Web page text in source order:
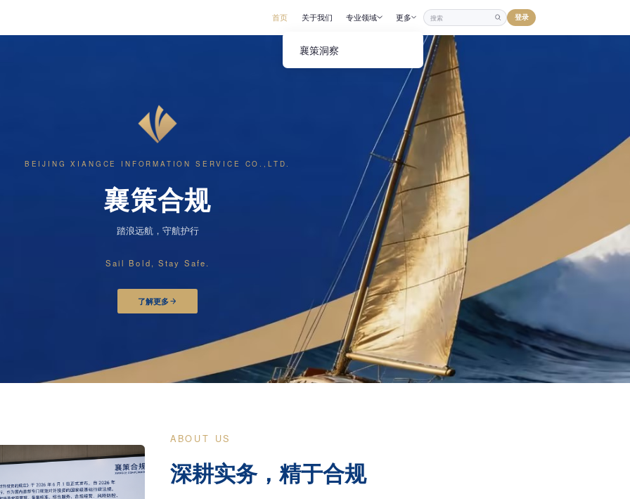
首页 关于我们 专业领域 更多
襄策洞察
登录
BEIJING XIANGCE INFORMATION SERVICE CO.,LTD.
襄策合规
踏浪远航，守航护行
Sail Bold, Stay Safe.
了解更多
ABOUT US
深耕实务，精于合规